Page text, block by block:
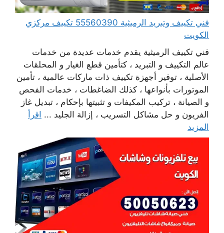
فني تكييف وتبريد الرميثية 55560390 تكييف مركزي
الكويت
فني تكييف الرميثية يقدم خدمات عديدة من خدمات
عالم التكييف و التبريد ، كتأمين قطع الغيار و المحلقات
الأصلية ، توفير أجهزة تكييف ذات ماركات عالمية ، تأمين
الموتورات بأنواعها ، كذلك الضاغطات ، خدمات الفحص
و الصيانة ، تركيب المكيفات و تثبيتها بإحكام ، تبديل غاز
الفريون و حل مشاكل التسريب ، إزالة الجليد ... اقرأ
المزيد